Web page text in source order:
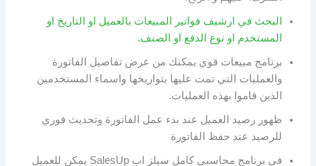
البحث في ارشيف فواتير المبيعات بالعميل او التاريخ او
المستخدم او نوع الدفع او الصنف.
برنامج مبيعات قوي يمكنك من عرض تفاصيل الفاتورة
والعمليات التي تمت عليها بتواريخها واسماء المستخدمين
الذين قاموا بهذه العمليات.
ظهور رصيد العميل عند بدء عمل الفاتورة وتحديث فوري
للرصيد عند حفظ الفاتورة
في برنامج محاسبي كامل سيلز اب SalesUp يمكن للعميل